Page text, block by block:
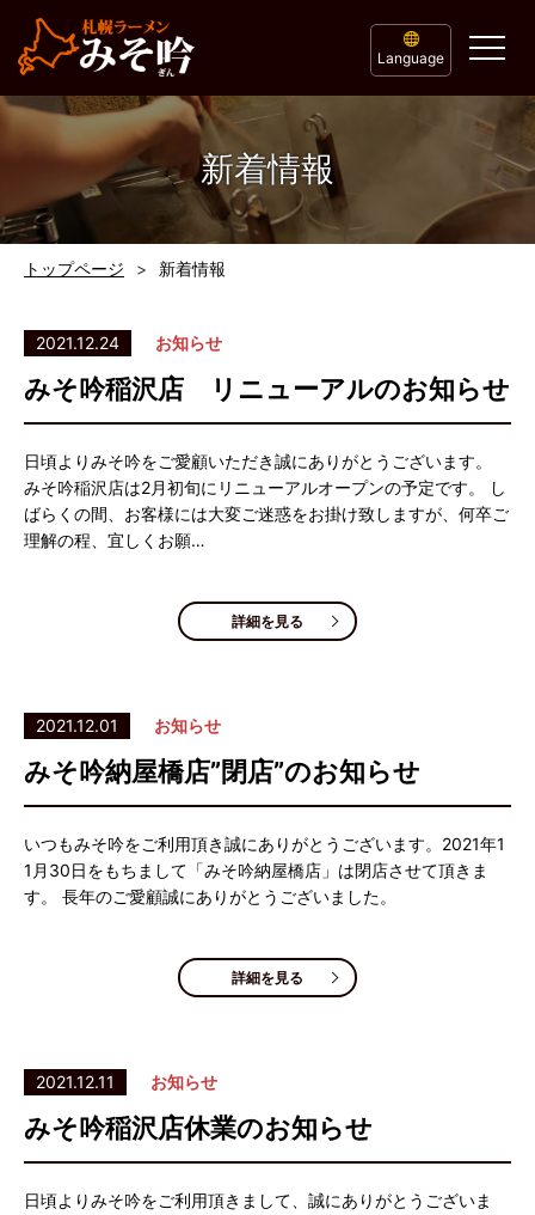
Language
新着情報
トップページ 新着情報
2021.12.24 お知らせ
みそ吟稲沢店 リニューアルのお知らせ
日頃よりみそ吟をご愛顧いただき誠にありがとうございます。
みそ吟稲沢店は2月初旬にリニューアルオープンの予定です。 し
ばらくの間、お客様には大変ご迷惑をお掛け致しますが、何卒ご
理解の程、宜しくお願…
詳細を見る
2021.12.01 お知らせ
みそ吟納屋橋店”閉店”のお知らせ
いつもみそ吟をご利用頂き誠にありがとうございます。2021年1
1月30日をもちまして「みそ吟納屋橋店」は閉店させて頂きま
す。 長年のご愛顧誠にありがとうございました。
詳細を見る
2021.12.11 お知らせ
みそ吟稲沢店休業のお知らせ
日頃よりみそ吟をご利用頂きまして、誠にありがとうございま